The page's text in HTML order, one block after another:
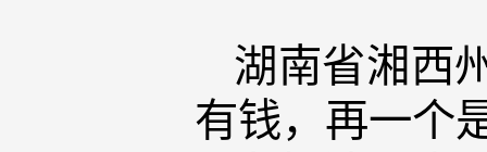
湖南省湘西
有钱，再一个